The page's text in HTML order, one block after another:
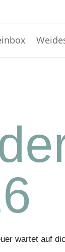
wartet auf